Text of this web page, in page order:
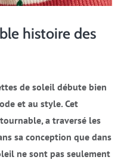
histoire des
de soleil débute bien
et au style. Cet
a traversé les
sa conception que dans
ne sont pas seulement